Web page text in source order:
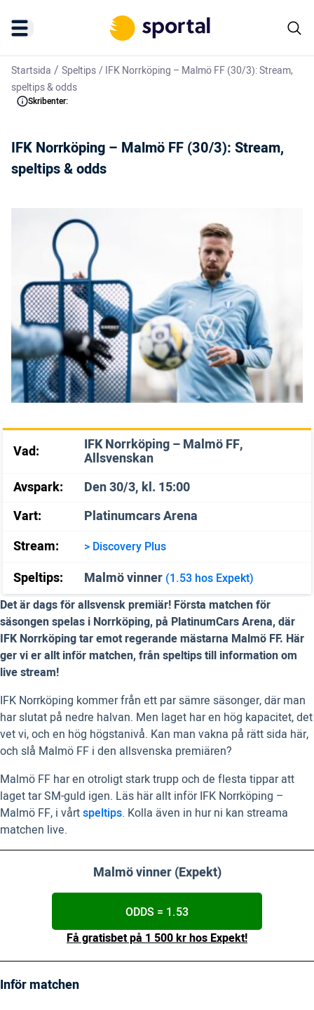
Startsida / Speltips/IFK Norrköping – Malmö FF (30/3): Stream,
speltips & odds
Skribenter:
IFK Norrköping – Malmö FF (30/3): Stream,
speltips & odds
Vad: IFK Norrköping – Malmö FF,
Allsvenskan
Avspark:
Den 30/3, kl. 15:00
Vart:
Platinumcars Arena
Stream:
> Discovery Plus
Speltips: Malmö vinner (1.53 hos Expekt)
Det är dags för allsvensk premiär! Första matchen för
säsongen spelas i Norrköping, på PlatinumCars Arena, där
IFK Norrköping tar emot regerande mästarna Malmö FF. Här
ger vi er allt inför matchen, från speltips till information om
live stream!
IFK Norrköping kommer från ett par sämre säsonger, där man
har slutat på nedre halvan. Men laget har en hög kapacitet, det
vet vi, och en hög högstanivå. Kan man vakna på rätt sida här,
och slå Malmö FF i den allsvenska premiären?
Malmö FF har en otroligt stark trupp och de flesta tippar att
laget tar SM-guld igen. Läs här allt inför IFK Norrköping –
Malmö FF, i vårtspeltips. Kolla även in hur ni kan streama
matchen live.
Malmö vinner (Expekt)
ODDS = 1.53
Få gratisbet på 1 500 kr hos Expekt!
Inför matchen